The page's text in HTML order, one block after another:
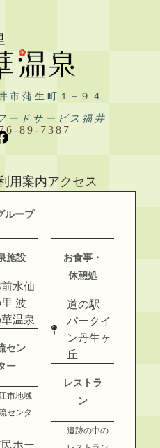
市蒲生町１−９４
ードサービス福井
89-7387
用案内アクセス
ループ
施設
水仙
波
温泉
セン
ー
市地域
センタ
ホー
お食事・
休憩処
道の駅
パークイ
ン丹生ヶ
丘
レストラ
ン
遺跡の中の